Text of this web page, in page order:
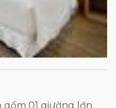
gồm 01 giường lớn